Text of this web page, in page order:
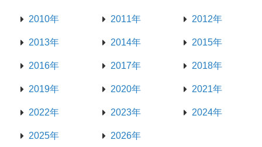
2010年 2011年 2012年
2013年 2014年 2015年
2016年 2017年 2018年
2019年 2020年 2021年
2022年 2023年 2024年
2025年 2026年